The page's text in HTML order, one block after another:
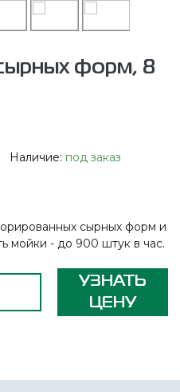
форм, 8
Наличие: под заказ
сырных форм и
мойки - до 900 штук в час.
УЗНАТЬ
ЦЕНУ